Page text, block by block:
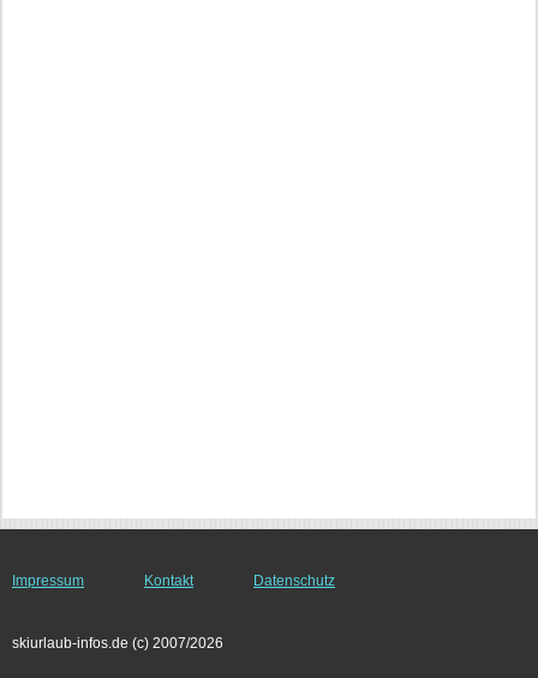
Impressum Kontakt Datenschutz
skiurlaub-infos.de (c) 2007/2026